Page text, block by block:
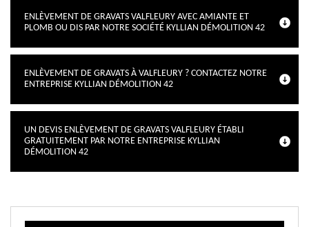
ENLÈVEMENT DE GRAVATS VALFLEURY AVEC AMIANTE ET
PLOMB OU DIS PAR NOTRE SOCIÉTÉ KYLLIAN DÉMOLITION 42
ENLÈVEMENT DE GRAVATS À VALFLEURY ? CONTACTEZ NOTRE
ENTREPRISE KYLLIAN DÉMOLITION 42
UN DEVIS ENLÈVEMENT DE GRAVATS VALFLEURY ÉTABLI
GRATUITEMENT PAR NOTRE ENTREPRISE KYLLIAN
DÉMOLITION 42